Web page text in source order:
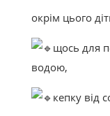
окрім цього
щось для
водою,
кепку від